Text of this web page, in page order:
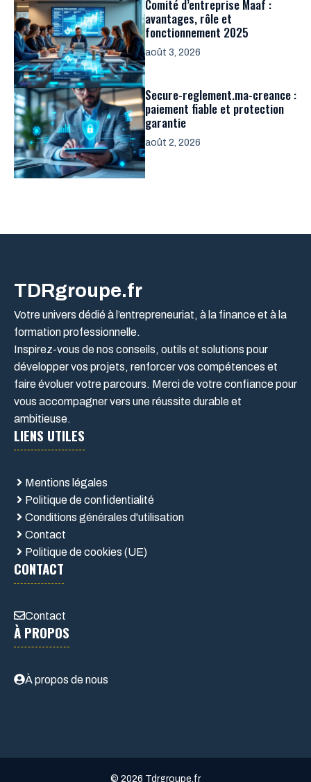
Comité d’entreprise Maaf :
avantages, rôle et
fonctionnement 2025
août 3, 2026
Secure-reglement.ma-creance :
paiement fiable et protection
garantie
août 2, 2026
TDRgroupe.fr
Votre univers dédié à l’entrepreneuriat, à la finance et à la
formation professionnelle.
Inspirez-vous de nos conseils, outils et solutions pour
développer vos projets, renforcer vos compétences et
faire évoluer votre parcours. Merci de votre confiance pour
vous accompagner vers une réussite durable et
ambitieuse.
LIENS UTILES
Mentions légales
Politique de confidentialité
Conditions générales d'utilisation
Contact
Politique de cookies (UE)
CONTACT
Contact
À PROPOS
À propos de nous
© 2026 Tdrgroupe.fr